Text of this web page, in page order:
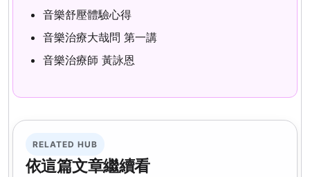
音樂舒壓體驗心得
音樂治療大哉問 第一講
音樂治療師 黃詠恩
RELATED HUB
依這篇文章繼續看